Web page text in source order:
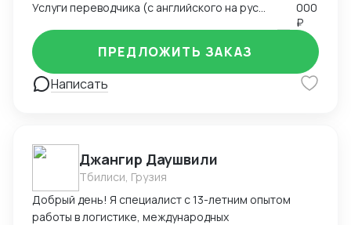
отношениями и развитие клиентской базы •
Глубокое знание китайского рынка и менталитета
Услуги переводчика (с английского на русский и с русского на английский)
000
₽
Написать
ПРЕДЛОЖИТЬ ЗАКАЗ
Джангир Даушвили
Тбилиси, Грузия
Добрый день! Я специалист с 13-летним опытом
работы в логистике, международных